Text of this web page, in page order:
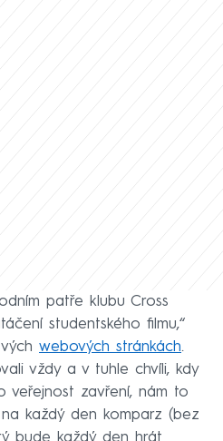
patře klubu Cross
studentského filmu,“
webových stránkách.
vždy a v tuhle chvíli, kdy
veřejnost zavření, nám to
každý den komparz (bez
bude každý den hrát